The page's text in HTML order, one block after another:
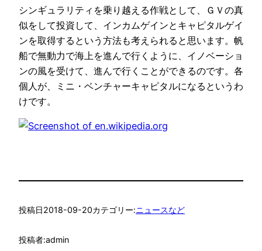
シンギュラリティを乗り越える作戦として、ＧＶの真
似をして投資して、インカムゲインとキャピタルゲイ
ンを取得するという方法も考えられると思います。帆
船で無動力で海上を進んで行くように、イノベーショ
ンの風を受けて、進んで行くことができるのです。各
個人が、ミニ・ベンチャーキャピタルになるというわ
けです。
投稿日2018-09-20カテゴリー:ニュースなど
投稿者:admin